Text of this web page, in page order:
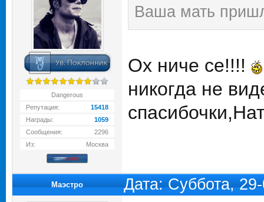
Dangerous
Репутация:
15418
Награды:
1059
Сообщения:
2296
Из:
Москва
Ваша мать
Ох ниче се!!!!
никогда не
Маэстро Дата: Суббота,